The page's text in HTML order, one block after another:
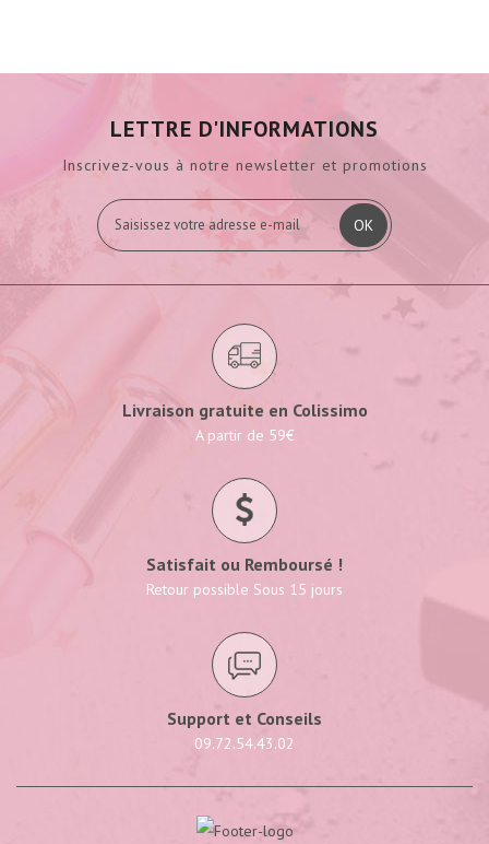
LETTRE D'INFORMATIONS
Inscrivez-vous à notre newsletter et promotions
OK
Livraison gratuite en Colissimo
A partir de 59€
Satisfait ou Remboursé !
Retour possible Sous 15 jours
Support et Conseils
09.72.54.43.02